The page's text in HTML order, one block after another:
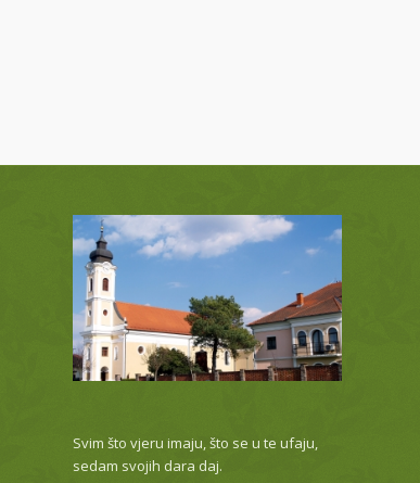
Svim što vjeru imaju, što se u te ufaju,
sedam svojih dara daj.